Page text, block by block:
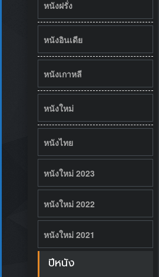
หนังฝรั่ง
หนังอินเดีย
หนังเกาหลี
หนังใหม่
หนังไทย
หนังใหม่ 2023
หนังใหม่ 2022
หนังใหม่ 2021
ปีหนัง